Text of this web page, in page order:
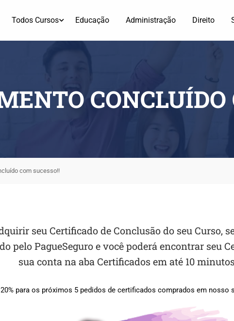
Todos Cursos Educação Administração Direito
CONCLUÍDO
com sucesso!!
seu Certificado de Conclusão do seu Curso,
pelo PagueSeguro e você poderá encontrar seu
sua conta na aba Certificados em até 10
para os próximos 5 pedidos de certificados comprados em nosso